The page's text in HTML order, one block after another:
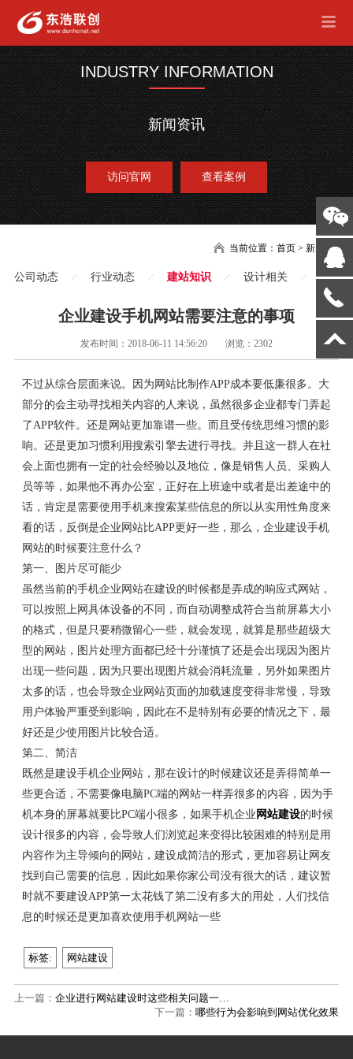
INDUSTRY INFORMATION
新闻资讯
访问官网 查看案例
当前位置：首页 >新闻
公司动态 行业动态 建站知识 设计相关
企业建设手机网站需要注意的事项
发布时间：2018-06-11 14:56:20 浏览：2302
不过从综合层面来说。因为网站比制作APP成本要低廉很多。大
部分的会主动寻找相关内容的人来说，虽然很多企业都专门弄起
了APP软件。还是网站更加靠谱一些。而且受传统思维习惯的影
响。还是更加习惯利用搜索引擎去进行寻找。并且这一群人在社
会上面也拥有一定的社会经验以及地位，像是销售人员、采购人
员等等，如果他不再办公室，正好在上班途中或者是出差途中的
话，肯定是需要使用手机来搜索某些信息的所以从实用性角度来
看的话，反倒是企业网站比APP更好一些，那么，企业建设手机
网站的时候要注意什么？
第一、图片尽可能少
虽然当前的手机企业网站在建设的时候都是弄成的响应式网站，
可以按照上网具体设备的不同，而自动调整成符合当前屏幕大小
的格式，但是只要稍微留心一些，就会发现，就算是那些超级大
型的网站，图片处理方面都已经十分谨慎了还是会出现因为图片
出现一些问题，因为只要出现图片就会消耗流量，另外如果图片
太多的话，也会导致企业网站页面的加载速度变得非常慢，导致
用户体验严重受到影响，因此在不是特别有必要的情况之下，最
好还是少使用图片比较合适。
第二、简洁
既然是建设手机企业网站，那在设计的时候建议还是弄得简单一
些更合适，不需要像电脑PC端的网站一样弄很多的内容，因为手
机本身的屏幕就要比PC端小很多，如果手机企业 网站建设的时候
设计很多的内容，会导致人们浏览起来变得比较困难的特别是用
内容作为主导倾向的网站，建设成简洁的形式，更加容易让网友
找到自己需要的信息，因此如果你家公司没有很大的话，建议暂
时就不要建设APP第一太花钱了第二没有多大的用处，人们找信
息的时候还是更加喜欢使用手机网站一些
标签: 网站建设
上一篇： 企业进行网站建设时这些相关问题一…
下一篇：哪些行为会影响到网站优化效果